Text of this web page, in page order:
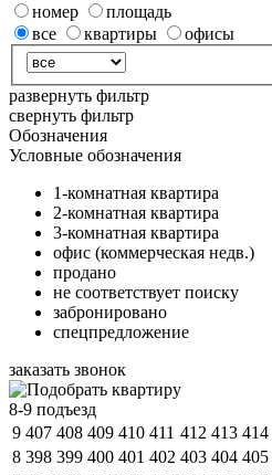
номер
площадь
все
квартиры офисы
развернуть фильтр
свернуть фильтр
Обозначения
Условные обозначения
1-комнатная квартира
2-комнатная квартира
3-комнатная квартира
офис (коммерческая недв.)
продано
не соответствует поиску
забронировано
спецпредложение
заказать звонок
8-9 подъезд
9 407 408 409 410 411 412 413 414
8 398 399 400 401 402 403 404 405